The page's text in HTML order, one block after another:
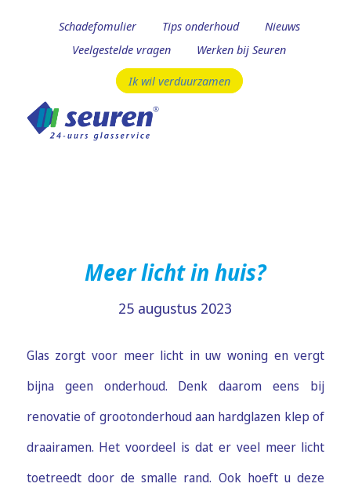
Schadefomulier Tips onderhoud
Nieuws
Veelgestelde vragen
Werken bij Seuren
Ik wil verduurzamen
Meer licht in huis?
25 augustus 2023
Glas zorgt voor meer licht in uw woning en vergt
bijna geen onderhoud. Denk daarom eens bij
renovatie of grootonderhoud aan hardglazen klep of
draairamen. Het voordeel is dat er veel meer licht
toetreedt door de smalle rand. Ook hoeft u deze